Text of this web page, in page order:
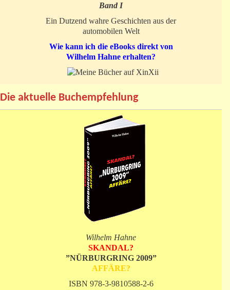
Band I
Ein Dutzend wahre Geschichten aus der
automobilen Welt
Wie kann ich die eBooks direkt von
Wilhelm Hahne erhalten?
Die aktuelle Buchempfehlung
Wilhelm Hahne
SKANDAL?
”NÜRBURGRING 2009”
AFFÄRE?
ISBN 978-3-9810588-2-6